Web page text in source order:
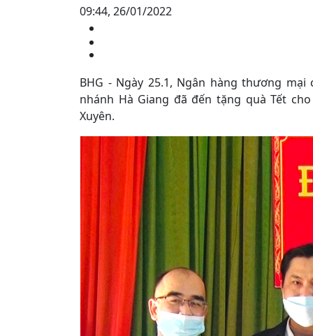
09:44, 26/01/2022
BHG - Ngày 25.1, Ngân hàng thương
nhánh Hà Giang đã đến tặng quà Tết
Xuyên.